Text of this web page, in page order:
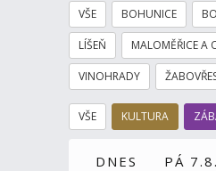
VŠE BOHUNICE
LÍŠEŇ MALOMĚŘICE A
VINOHRADY
VŠE KULTURA
DNES PÁ 7.8.